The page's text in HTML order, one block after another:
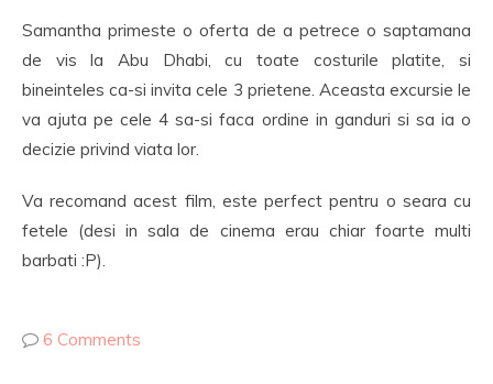
Samantha primeste o oferta de a petrece o saptamana
de vis la Abu Dhabi, cu toate costurile platite, si
bineinteles ca-si invita cele 3 prietene. Aceasta excursie le
va ajuta pe cele 4 sa-si faca ordine in ganduri si sa ia o
decizie privind viata lor.
Va recomand acest film, este perfect pentru o seara cu
fetele (desi in sala de cinema erau chiar foarte multi
barbati :P).
6 Comments